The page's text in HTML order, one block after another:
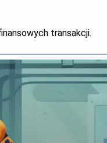
transakcji.